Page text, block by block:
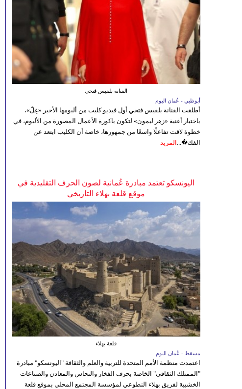
الفنانة بلقيس فتحي
أبوظبي - عُمان اليوم
أطلقت الفنانة بلقيس فتحي أول فيديو كليب من ألبومها الأخير «غِلّ»،
باختيار أغنية «زهر ليمون» لتكون باكورة الأعمال المصورة من الألبوم، في
خطوة لاقت تفاعلًا واسعًا من جمهورها، خاصة أن الكليب ابتعد عن
الفك�... المزيد
اليونسكو تعتمد مبادرة عُمانية لصون الحرف التقليدية في
موقع قلعة بهلاء التاريخي
قلعة بهلاء
مسقط - عُمان اليوم
اعتمدت منظمة الأمم المتحدة للتربية والعلم والثقافة "اليونسكو" مبادرة
"الممتلك الثقافي" الخاصة بحرف الفخار والنحاس والمعادن والصناعات
الخشبية لفريق بهلاء التطوعي لمؤسسة المجتمع المحلي بموقع قلعة